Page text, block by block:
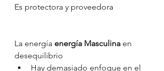
Es protectora y proveedora
La energía energía Masculina en
desequilibrio
Hay demasiado enfoque en el